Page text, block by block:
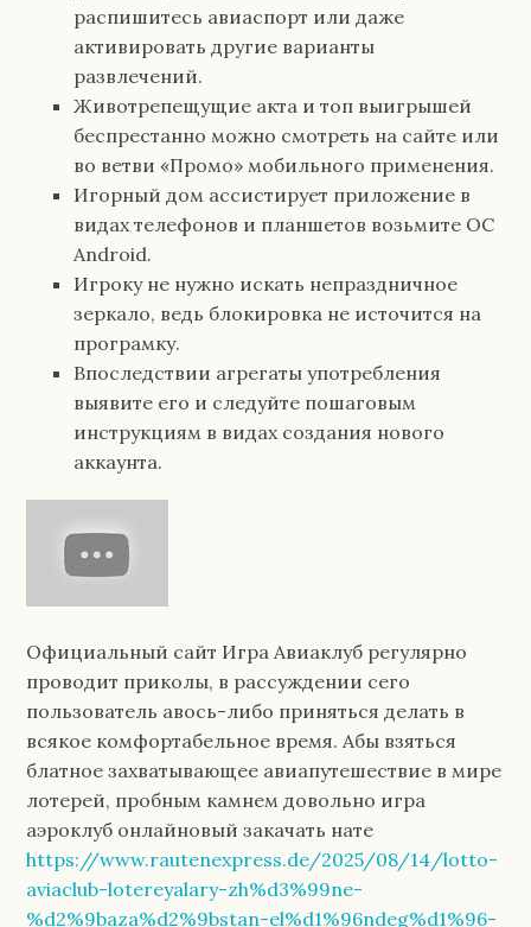
распишитесь авиаспорт или даже
активировать другие варианты
развлечений.
Животрепещущие акта и топ выигрышей
беспрестанно можно смотреть на сайте или
во ветви «Промо» мобильного применения.
Игорный дом ассистирует приложение в
видах телефонов и планшетов возьмите ОС
Android.
Игроку не нужно искать непраздничное
зеркало, ведь блокировка не источится на
програмку.
Впоследствии агрегаты употребления
выявите его и следуйте пошаговым
инструкциям в видах создания нового
аккаунта.
Официальный сайт Игра Авиаклуб регулярно
проводит приколы, в рассуждении сего
пользователь авось-либо приняться делать в
всякое комфортабельное время. Абы взяться
блатное захватывающее авиапутешествие в мире
лотерей, пробным камнем довольно игра
аэроклуб онлайновый закачать нате
https://www.rautenexpress.de/2025/08/14/lotto-
aviaclub-lotereyalary-zh%d3%99ne-
%d2%9baza%d2%9bstan-el%d1%96ndeg%d1%96-